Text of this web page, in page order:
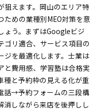
狙えます。岡山のエリア特
めの業種別MEO対策を意
ょう。まずはGoogleビジ
ゴリ適合、サービス項目の
ジを最適化します。士業は
と費用感、学習塾は合格実
種と予約枠の見える化が重
話→予約フォームの三段構
消しながら来店を後押しし